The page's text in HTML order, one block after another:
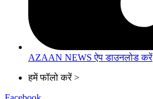
AZAAN NEWS ऐप डाउनलोड करें
हमें फॉलो करें >